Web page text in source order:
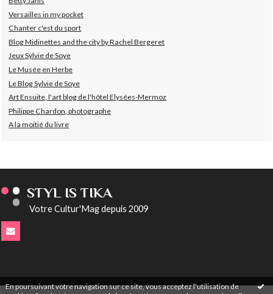
En poursuivant votre navigation sur ce site, vous acceptez l'utilisation de
Versailles in my pocket
Chanter c'est du sport
Blog Midinettes and the city by Rachel Bergeret
Jeux Sylvie de Soye
Le Musée en Herbe
Le Blog Sylvie de Soye
Art Ensuite, l'art blog de l'hôtel Elysées-Mermoz
Philippe Chardon, photographe
A la moitié du livre
STYL IS TIKA
Votre Cultur'Mag depuis 2009